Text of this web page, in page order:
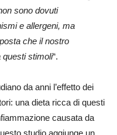
sono dovuti
e allergeni, ma
che il nostro
questi stimoli“.
da anni l’effetto dei
una dieta ricca di questi
causata da
studio aggiunge un